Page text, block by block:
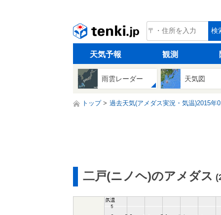
tenki.jp 検
天気予報 観測
雨雲レーダー 天気図
トップ 過去天気(アメダス実況・気温)2015年
二戸(ニノヘ)のアメダス